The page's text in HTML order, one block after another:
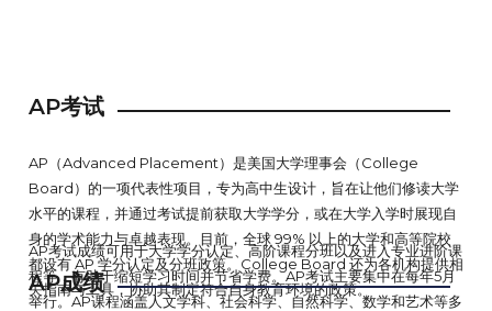
AP考试
AP（Advanced Placement）是美国大学理事会（College
Board）的一项代表性项目，专为高中生设计，旨在让他们修读大学
水平的课程，并通过考试提前获取大学学分，或在大学入学时展现自
身的学术能力与卓越表现。目前，全球 99% 以上的大学和高等院校
都设有 AP 学分认定及分班政策。College Board 还为各机构提供相
关指南与工具，协助其制定符合自身教育环境的政策。
AP成绩
AP考试成绩可用于大学学分认定、高阶课程分班以及进入专业进阶课
程等，有助于缩短学习时间并节省学费。AP考试主要集中在每年5月
举行。AP课程涵盖人文学科、社会科学、自然科学、数学和艺术等多